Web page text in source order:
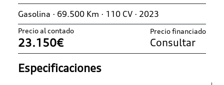
Gasolina · 69.500 Km · 110 CV · 2023
Precio al contado
23.150€
Precio financiado
Consultar
Especificaciones